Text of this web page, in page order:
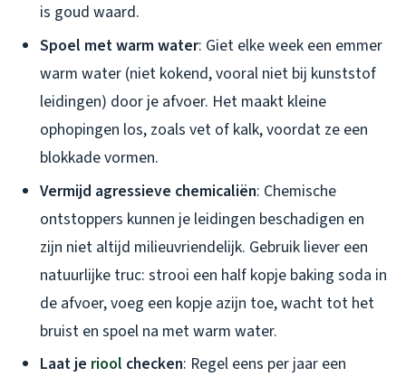
is goud waard.
Spoel met warm water: Giet elke week een emmer
warm water (niet kokend, vooral niet bij kunststof
leidingen) door je afvoer. Het maakt kleine
ophopingen los, zoals vet of kalk, voordat ze een
blokkade vormen.
Vermijd agressieve chemicaliën: Chemische
ontstoppers kunnen je leidingen beschadigen en
zijn niet altijd milieuvriendelijk. Gebruik liever een
natuurlijke truc: strooi een half kopje baking soda in
de afvoer, voeg een kopje azijn toe, wacht tot het
bruist en spoel na met warm water.
Laat je riool checken: Regel eens per jaar een